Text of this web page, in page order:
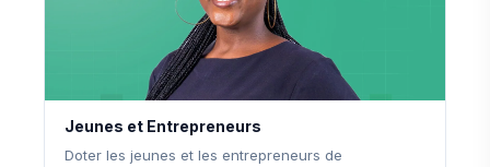
Jeunes et Entrepreneurs
Doter les jeunes et les entrepreneurs de